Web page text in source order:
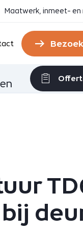
Maatwerk, inmeet- en